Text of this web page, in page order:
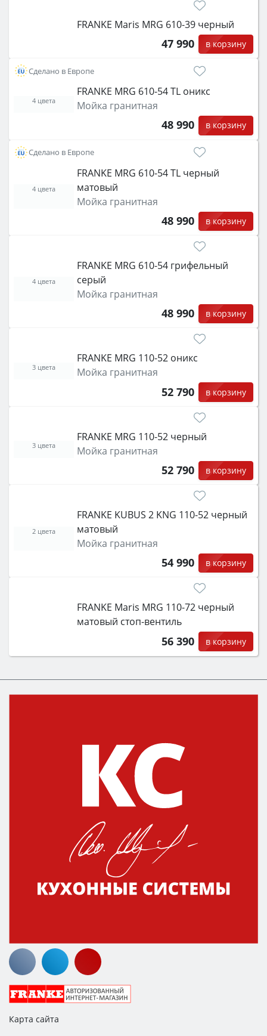
FRANKE Maris MRG 610-39 черный
47 990 в корзину
Сделано в Европе
FRANKE MRG 610-54 TL оникс
Мойка гранитная
48 990 в корзину
4 цвета
Сделано в Европе
FRANKE MRG 610-54 TL черный
матовый
Мойка гранитная
48 990 в корзину
4 цвета
FRANKE MRG 610-54 грифельный
серый
Мойка гранитная
48 990 в корзину
4 цвета
FRANKE MRG 110-52 оникс
Мойка гранитная
52 790 в корзину
3 цвета
FRANKE MRG 110-52 черный
Мойка гранитная
52 790 в корзину
3 цвета
FRANKE KUBUS 2 KNG 110-52 черный
матовый
Мойка гранитная
54 990 в корзину
2 цвета
FRANKE Maris MRG 110-72 черный
матовый стоп-вентиль
56 390 в корзину
Карта сайта